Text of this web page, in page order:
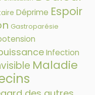
Déprime Espoir
Gastroparésie
Infection
Maladie